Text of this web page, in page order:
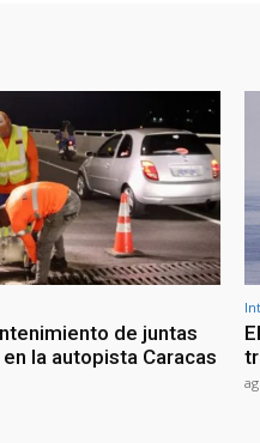
de juntas
la autopista Caracas